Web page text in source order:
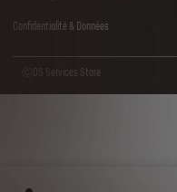
Confidentialité & Données
ⒸDS Services Store